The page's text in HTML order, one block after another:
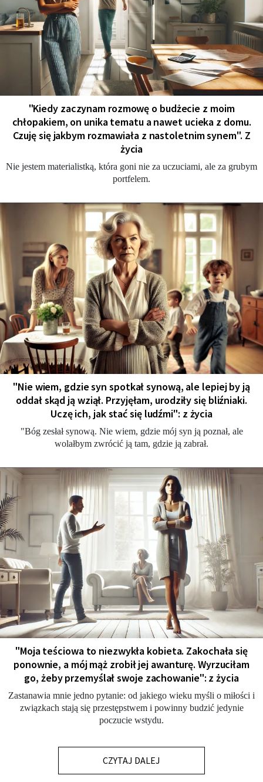
"Kiedy zaczynam rozmowę o budżecie z moim
chłopakiem, on unika tematu a nawet ucieka z domu.
Czuję się jakbym rozmawiała z nastoletnim synem". Z
życia
Nie jestem materialistką, która goni nie za uczuciami, ale za grubym
portfelem.
"Nie wiem, gdzie syn spotkał synową, ale lepiej by ją
oddał skąd ją wziął. Przyjęłam, urodziły się bliźniaki.
Uczę ich, jak stać się ludźmi": z życia
"Bóg zesłał synową. Nie wiem, gdzie mój syn ją poznał, ale
wolałbym zwrócić ją tam, gdzie ją zabrał.
"Moja teściowa to niezwykła kobieta. Zakochała się
ponownie, a mój mąż zrobił jej awanturę. Wyrzuciłam
go, żeby przemyślał swoje zachowanie": z życia
Zastanawia mnie jedno pytanie: od jakiego wieku myśli o miłości i
związkach stają się przestępstwem i powinny budzić jedynie
poczucie wstydu.
CZYTAJ DALEJ